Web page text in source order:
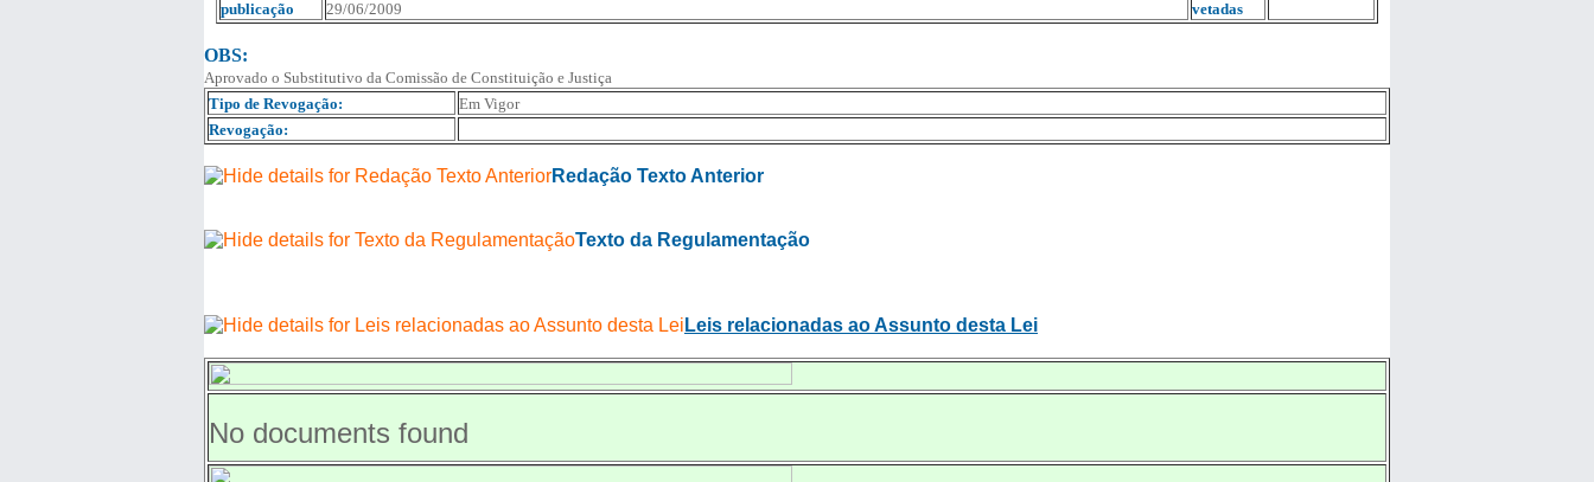
publicação
29/06/2009
vetadas
OBS:
Aprovado o Substitutivo da Comissão de Constituição e Justiça
Tipo de Revogação:
Em Vigor
Revogação:
Redação Texto Anterior
Texto da Regulamentação
Leis relacionadas ao Assunto desta Lei
No documents found